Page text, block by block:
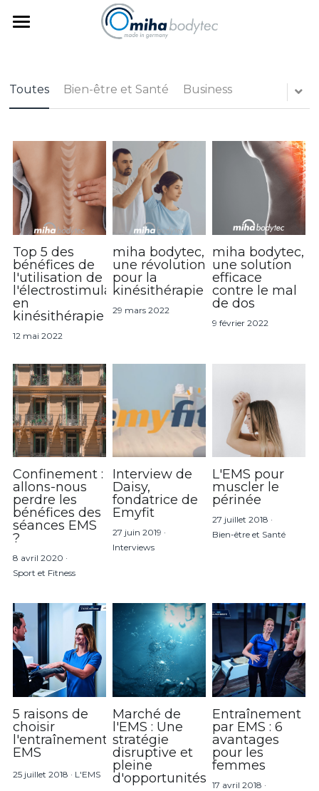
Professionnels
Contact
Blog
ESPACE PRO
Toutes Bien-être et Santé Business
Top 5 des
bénéfices de
l'utilisation de
l'électrostimulation
en
kinésithérapie
12 mai 2022
miha bodytec,
une révolution
pour la
kinésithérapie
29 mars 2022
miha bodytec,
une solution
efficace
contre le mal
de dos
9 février 2022
Confinement :
allons-nous
perdre les
bénéfices des
séances EMS
?
8 avril 2020 ·
Sport et Fitness
Interview de
Daisy,
fondatrice de
Emyfit
27 juin 2019 ·
Interviews
L'EMS pour
muscler le
périnée
27 juillet 2018 ·
Bien-être et Santé
5 raisons de
choisir
l'entraînement
EMS
25 juillet 2018 · L'EMS
Marché de
l'EMS : Une
stratégie
disruptive et
pleine
d'opportunités
Entraînement
par EMS : 6
avantages
pour les
femmes
17 avril 2018 ·